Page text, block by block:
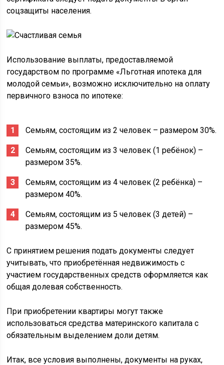
соцзащиты населения.
Использование выплаты, предоставляемой
государством по программе «Льготная ипотека для
молодой семьи», возможно исключительно на оплату
первичного взноса по ипотеке:
Семьям, состоящим из 2 человек – размером 30%.
Семьям, состоящим из 3 человек (1 ребёнок) –
размером 35%.
Семьям, состоящим из 4 человек (2 ребёнка) –
размером 40%.
Семьям, состоящим из 5 человек (3 детей) –
размером 45%.
С принятием решения подать документы следует
учитывать, что приобретённая недвижимость с
участием государственных средств оформляется как
общая долевая собственность.
При приобретении квартиры могут также
использоваться средства материнского капитала с
обязательным выделением доли детям.
Итак, все условия выполнены, документы на руках,